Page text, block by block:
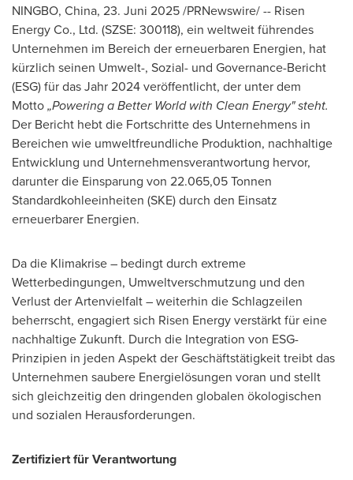
NINGBO, China, 23. Juni 2025/PRNewswire/ -- Risen
Energy Co., Ltd. (SZSE: 300118), ein weltweit führendes
Unternehmen im Bereich der erneuerbaren Energien, hat
kürzlich seinen Umwelt-, Sozial- und Governance-Bericht
(ESG) für das Jahr 2024 veröffentlicht, der unter dem
Motto„Powering a Better World with Clean Energy" steht.
Der Bericht hebt die Fortschritte des Unternehmens in
Bereichen wie umweltfreundliche Produktion, nachhaltige
Entwicklung und Unternehmensverantwortung hervor,
darunter die Einsparung von 22.065,05 Tonnen
Standardkohleeinheiten (SKE) durch den Einsatz
erneuerbarer Energien.
Da die Klimakrise – bedingt durch extreme
Wetterbedingungen, Umweltverschmutzung und den
Verlust der Artenvielfalt – weiterhin die Schlagzeilen
beherrscht, engagiert sich Risen Energy verstärkt für eine
nachhaltige Zukunft. Durch die Integration von ESG-
Prinzipien in jeden Aspekt der Geschäftstätigkeit treibt das
Unternehmen saubere Energielösungen voran und stellt
sich gleichzeitig den dringenden globalen ökologischen
und sozialen Herausforderungen.
Zertifiziert für Verantwortung